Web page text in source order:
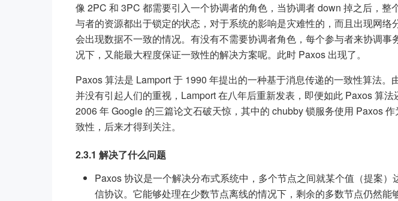
像 2PC 和 3PC 都需要引入一个协调者的角色，当协调者 down 掉之后，整
与者的资源都出于锁定的状态，对于系统的影响是灾难性的，而且出现网络
会出现数据不一致的情况。有没有不需要协调者角色，每个参与者来协调事
况下，又能最大程度保证一致性的解决方案呢。此时 Paxos 出现了。
Paxos 算法是 Lamport 于 1990 年提出的一种基于消息传递的一致性算法。
并没有引起人们的重视，Lamport 在八年后重新发表，即便如此 Paxos 算法
2006 年 Google 的三篇论文石破天惊，其中的 chubby 锁服务使用 Paxos
致性，后来才得到关注。
2.3.1 解决了什么问题
Paxos 协议是一个解决分布式系统中，多个节点之间就某个值（提案）
信协议。它能够处理在少数节点离线的情况下，剩余的多数节点仍然能